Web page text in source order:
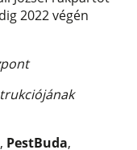
2022 végén
, PestBuda,